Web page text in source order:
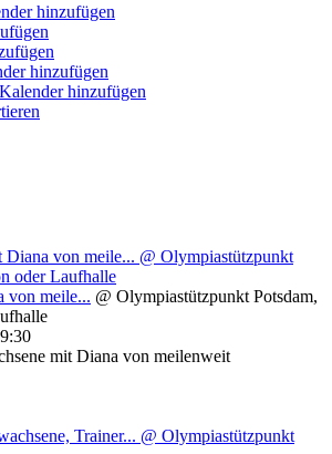
hinzufügen
hinzufügen
hinzufügen
von meile... @ Olympiastützpunkt
oder Laufhalle
von meile... @ Olympiastützpunkt Potsdam,
mit Diana von meilenweit
Trainer... @ Olympiastützpunkt